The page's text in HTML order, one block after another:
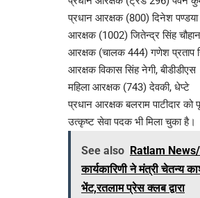
प्रधान आरक्षक (800) दिनेश पण्‍डया
आरक्षक (1002) जितेन्‍द्र सिंह चौहान
आरक्षक (चालक 444) गणेश प्रताप
आरक्षक विकास सिंह नेगी, बीडीडीएस
महिला आरक्षक (743) देवकी, धेप्‍टे
प्रधान आरक्षक बलराम पाटीदार को
उत्कृष्ट सेवा पदक भी मिला चुका है।
See also Ratlam News/
कार्यकारिणी ने मंत्री चेतन्य
भेंट,रतलाम प्रेस क्लब द्वारा